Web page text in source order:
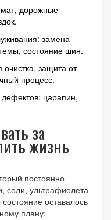
дорожные
замена
состояние шин.
защита от
процесс.
царапин,
за
жизнь
постоянно
соли, ультрафиолета
оставалось
плану: